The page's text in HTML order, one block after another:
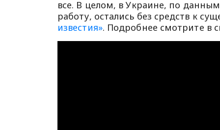
все. В целом, в Украине, по
работу, остались без средств к
известия». Подробнее смотрите в